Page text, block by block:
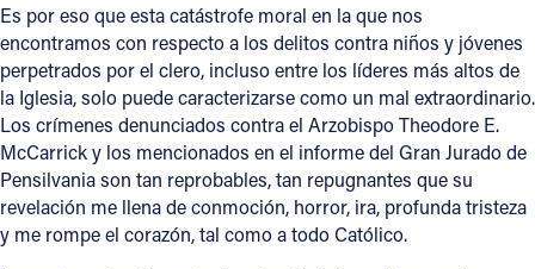
Offices/Departments
Directories
Resources
Jobs
Give
Contact
Es por eso que esta catástrofe moral en la que nos
encontramos con respecto a los delitos contra niños y jóvenes
perpetrados por el clero, incluso entre los líderes más altos de
la Iglesia, solo puede caracterizarse como un mal extraordinario.
Los crímenes denunciados contra el Arzobispo Theodore E.
McCarrick y los mencionados en el informe del Gran Jurado de
Pensilvania son tan reprobables, tan repugnantes que su
revelación me llena de conmoción, horror, ira, profunda tristeza
y me rompe el corazón, tal como a todo Católico.